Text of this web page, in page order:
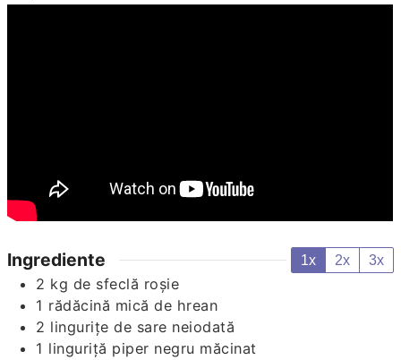
Ingrediente 1x 2x 3x
2 kg de sfeclă roşie
1 rădăcină mică de hrean
2 linguriţe de sare neiodată
1 linguriță piper negru măcinat